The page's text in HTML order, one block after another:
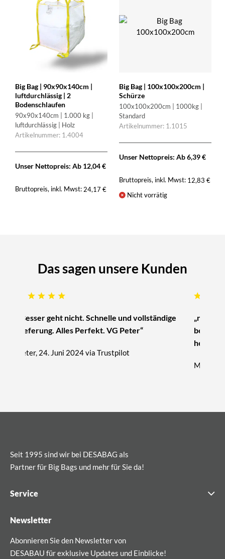
Big Bag | 90x90x140cm |
luftdurchlässig | 2
Bodenschlaufen
90x90x140cm | 1.000 kg |
luftdurchlässig | Holz
Artikelnummer: 1.4004
Unser Nettopreis: Ab 12,04€
Bruttopreis, inkl. Mwst: 24,17 €
Big Bag | 100x100x200cm |
Schürze
100x100x200cm | 1000kg |
Standard
Artikelnummer: 1.1015
Unser Nettopreis: Ab6,39€
Bruttopreis, inkl. Mwst: 12,83 €
Nicht vorrätig
Das sagen unsere Kunden
„Besser geht nicht. Schnelle und vollständige
Lieferung. Alles Perfekt. VG Peter“
Peter, 24. Juni 2024 via Trustpilot
„nur zu
Michael,
Seit 1995 sind wir bei DESABAG als
Partner für Big Bags und mehr für Sie da!
Service
Newsletter
Abonnieren Sie den Newsletter von
DESABAU für exklusive Updates und Einblicke!